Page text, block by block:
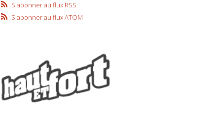
S'abonner au flux RSS
S'abonner au flux ATOM